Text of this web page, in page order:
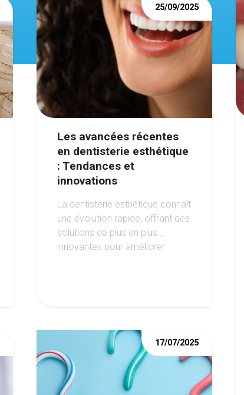
Les avancées récentes
en dentisterie esthétique
: Tendances et
innovations
25/09/2025
La dentisterie esthétique connaît
une évolution rapide, offrant des
solutions de plus en plus
innovantes pour améliorer
17/07/2025